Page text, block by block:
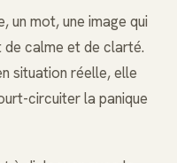
un mot, une image qui
de calme et de clarté.
situation réelle, elle
circuiter la panique